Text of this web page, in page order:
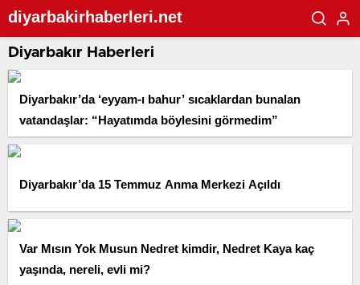
diyarbakirhaberleri.net
Diyarbakır Haberleri
Diyarbakır’da ‘eyyam-ı bahur’ sıcaklardan bunalan
vatandaşlar: “Hayatımda böylesini görmedim”
Diyarbakır’da 15 Temmuz Anma Merkezi Açıldı
Var Mısın Yok Musun Nedret kimdir, Nedret Kaya kaç
yaşında, nereli, evli mi?